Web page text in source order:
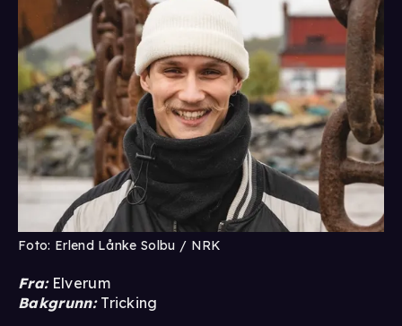
Foto: Erlend Lånke Solbu / NRK
Fra: Elverum
Bakgrunn: Tricking